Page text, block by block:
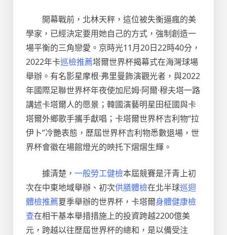
開幕戰前，北林天秤，這位被失衡逼瘋的美
學家，已經決定要用她自己的方式，強制創造一
場平衡的三角戀愛。京時光11月20日22時40分，
2022年卡巡檢推薦塔爾世界杯揭幕式在海灣球場
舉辦。有名影星摩根·弗里曼飾演觀光者，與2022
年國際足聯世界杯年夜使加尼姆·阿爾·穆夫塔一路
講述卡塔爾人的愿景；韓國演藝明星田柾國與卡
塔爾外鄉歌手攜手獻唱；卡塔爾世界杯吉利物“拉
伊卜”冷艷表態，歷屆世界杯吉利物悉數退場，世
界杯會徽在場館燈光的映托下熠熠生輝。
據清楚， 一般勞工健檢本屆競賽是汗青上初
次在中東地域舉辦、初次供膳體檢在北半球巡迴
體檢推薦夏季舉辦的世界杯，卡塔爾身體健康檢
查在相干基本舉措措施上的投資跨越2200億美
元，跨越以往歷屆世界杯的總和，是以備受注